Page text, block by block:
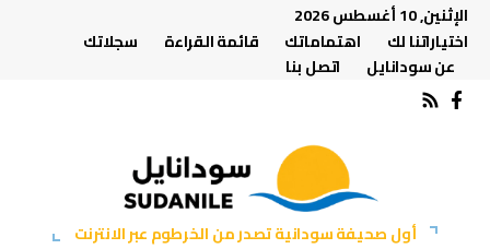
الإثنين, 10 أغسطس 2026
اختياراتنا لك
اهتماماتك قائمة القراءة
سجلاتك
عن سودانايل
اتصل بنا
أول صحيفة سودانية تصدر من الخرطوم عبر الانترنت